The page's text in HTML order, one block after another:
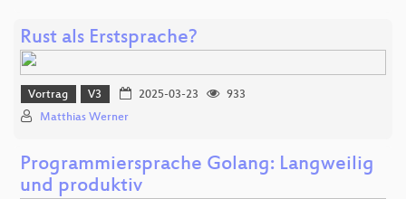
Rust als Erstsprache?
Vortrag V3 2025-03-23
933
Matthias Werner
Programmiersprache Golang: Langweilig
und produktiv